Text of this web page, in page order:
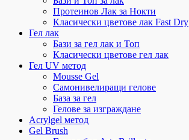
Протеинов Лак за Нокти
Класически цветове лак Fast Dry
Гел лак
Бази за гел лак и Топ
Класически цветове гел лак
Гел UV метод
Mousse Gel
Самонивелиращи гелове
База за гел
Гелове за изграждане
Acrylgel метод
Gel Brush